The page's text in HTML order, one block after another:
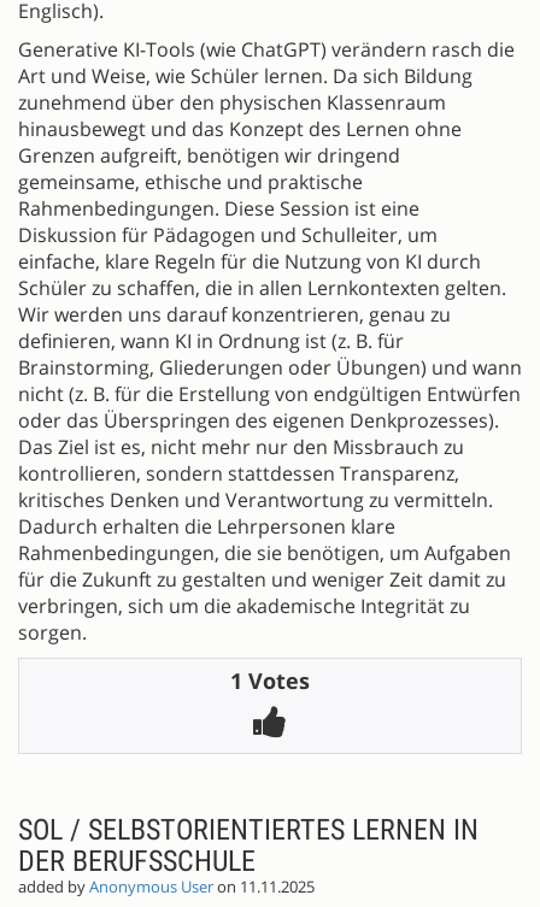
Englisch).
Generative KI-Tools (wie ChatGPT) verändern rasch die
Art und Weise, wie Schüler lernen. Da sich Bildung
zunehmend über den physischen Klassenraum
hinausbewegt und das Konzept des Lernen ohne
Grenzen aufgreift, benötigen wir dringend
gemeinsame, ethische und praktische
Rahmenbedingungen. Diese Session ist eine
Diskussion für Pädagogen und Schulleiter, um
einfache, klare Regeln für die Nutzung von KI durch
Schüler zu schaffen, die in allen Lernkontexten gelten.
Wir werden uns darauf konzentrieren, genau zu
definieren, wann KI in Ordnung ist (z. B. für
Brainstorming, Gliederungen oder Übungen) und wann
nicht (z. B. für die Erstellung von endgültigen Entwürfen
oder das Überspringen des eigenen Denkprozesses).
Das Ziel ist es, nicht mehr nur den Missbrauch zu
kontrollieren, sondern stattdessen Transparenz,
kritisches Denken und Verantwortung zu vermitteln.
Dadurch erhalten die Lehrpersonen klare
Rahmenbedingungen, die sie benötigen, um Aufgaben
für die Zukunft zu gestalten und weniger Zeit damit zu
verbringen, sich um die akademische Integrität zu
sorgen.
1 Votes
SOL / SELBSTORIENTIERTES LERNEN IN
DER BERUFSSCHULE
added byAnonymous Useron 11.11.2025